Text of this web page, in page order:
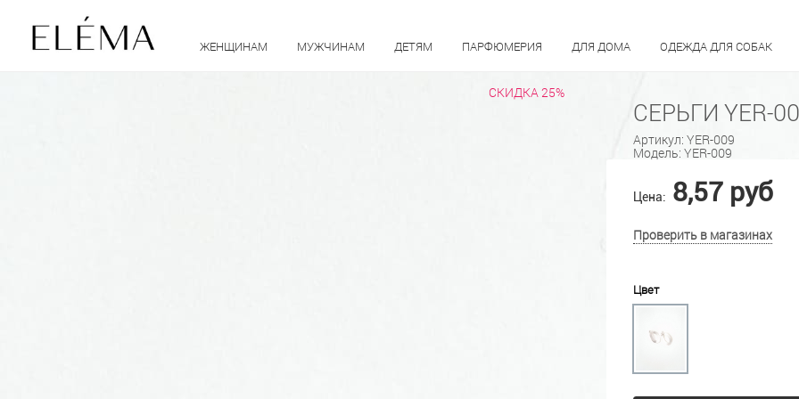
ЖЕНЩИНАМ МУЖЧИНАМ ДЕТЯМ ПАРФЮМЕРИЯ ДЛЯ ДОМА ОДЕЖДА ДЛЯ СОБАК
СКИДКА 25%
СЕРЬГИ YER-
Артикул: YER-009
Модель: YER-009
Цена: 8,57 руб
Проверить в магазинах
Цвет